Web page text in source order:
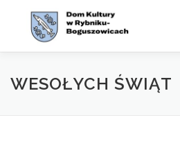
WYDARZENIA AKTUALNOŚCI
WESOŁYCH ŚWIĄT